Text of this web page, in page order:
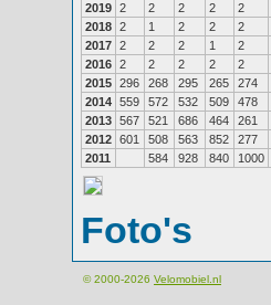
2019 2 2 2 2 2
2018 2 1 2 2 2
2017 2 2 2 1 2
2016 2 2 2 2 2
2015 296 268 295 265 274
2014 559 572 532 509 478
2013 567 521 686 464 261
2012 601 508 563 852 277
2011
584 928 840 1000
Foto's
© 2000-2026 Velomobiel.nl